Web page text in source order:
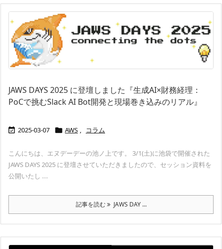
JAWS DAYS 2025 に登壇しました『生成AI×財務経理：
PoCで挑むSlack AI Bot開発と現場巻き込みのリアル』
 2025-03-07  AWS , コラム
こんにちは、エヌデーデーの池ノ上です。 3/1(土)に池袋で開催された
JAWS DAYS 2025 に登壇させていただきましたので、セッション資料を
公開いたし ...
記事を読む JAWS DAY ...